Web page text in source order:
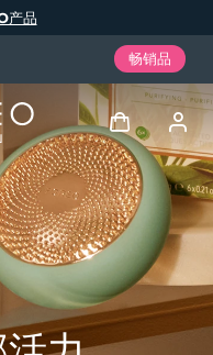
产品
畅销品
登录
用户信息
我的设备
Español
Português